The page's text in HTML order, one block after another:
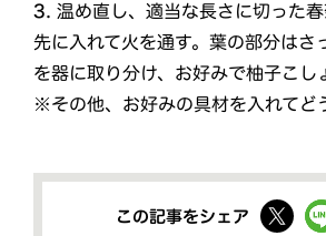
3. 温め直し、適当な長さに切った
先に入れて火を通す。葉の部分はさ
を器に取り分け、お好みで柚子こし
※その他、お好みの具材を入れてど
この記事をシェア